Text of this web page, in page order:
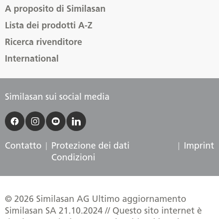
A proposito di Similasan
Lista dei prodotti A-Z
Ricerca rivenditore
International
Similasan sui social media
Contatto
Protezione dei dati
Condizioni
Imprint
© 2026 Similasan AG Ultimo aggiornamento
Similasan SA 21.10.2024 // Questo sito internet è